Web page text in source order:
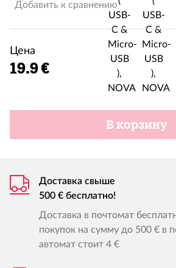
Добавить к сравнению
Цена
19.9 €
В корзину
Доставка свыше
500 € бесплатно!
Доставка в почтомат
покупок на сумму до 500 € в
автомат стоит 4 €